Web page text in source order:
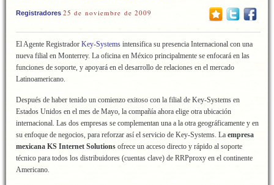
Registradores 25 de noviembre de 2009
El Agente Registrador Key-Systems intensifica su presencia Internacional con una
nueva filial en Monterrey. La oficina en México principalmente se enfocará en las
funciones de soporte, y apoyará en el desarrollo de relaciones en el mercado
Latinoamericano.
Después de haber tenido un comienzo exitoso con la filial de Key-Systems en
Estados Unidos en el mes de Mayo, la compañía ahora elige otra ubicación
internacional. Las dos empresas se complementan una a la otra geográficamente y en
su enfoque de negocios, para reforzar así el servicio de Key-Systems. La empresa
mexicana KS Internet Solutions ofrece un acceso directo y rápido al soporte
técnico para todos los distribuidores (cuentas clave) de RRPproxy en el continente
Americano.